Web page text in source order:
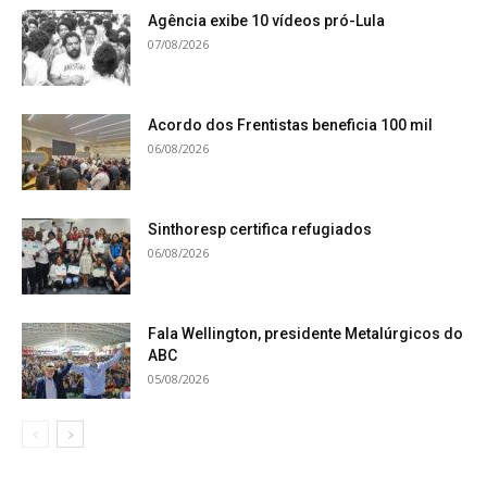
Agência exibe 10 vídeos pró-Lula
07/08/2026
Acordo dos Frentistas beneficia 100 mil
06/08/2026
Sinthoresp certifica refugiados
06/08/2026
Fala Wellington, presidente Metalúrgicos do
ABC
05/08/2026